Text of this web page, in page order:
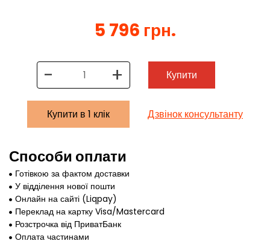
5 796 грн.
- + Купити
Купити в 1 клік Дзвінок консультанту
Способи оплати
Готівкою за фактом доставки
У відділення нової пошти
Онлайн на сайті (Liqpay)
Переклад на картку Visa/Mastercard
Розстрочка від ПриватБанк
Оплата частинами